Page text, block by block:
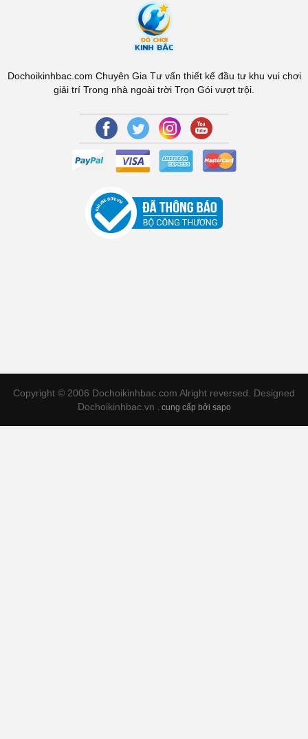
Dochoikinhbac.com Chuyên Gia Tư vấn thiết kế đầu tư khu vui chơi
giải trí Trong nhà ngoài trời Trọn Gói vượt trội.
Copyright © 2006 Dochoikinhbac.com Alright reversed. Designed
Dochoikinhbac.vn
cung cấp bởi sapo